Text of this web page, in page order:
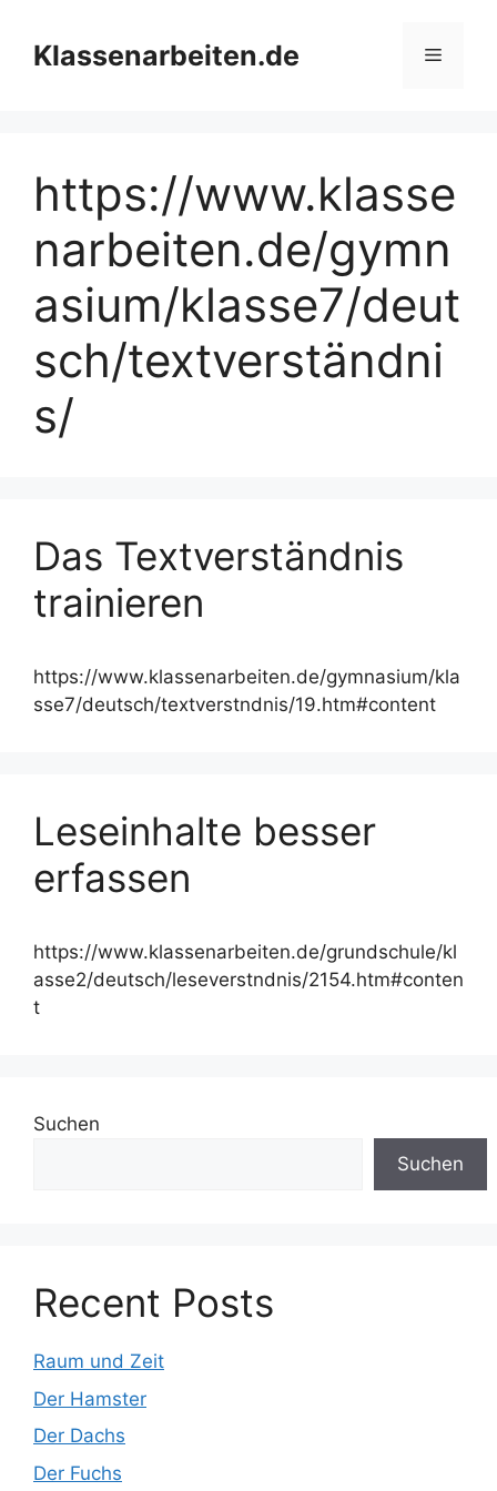
Inhalt
springenKlassenarbeiten.de Menü
https://www.klasse
narbeiten.de/gymn
asium/klasse7/deut
sch/textverständni
s/
Das Textverständnis
trainieren
https://www.klassenarbeiten.de/gymnasium/kla
sse7/deutsch/textverstndnis/19.htm#content
Leseinhalte besser
erfassen
https://www.klassenarbeiten.de/grundschule/kl
asse2/deutsch/leseverstndnis/2154.htm#conten
t
Suchen
Suchen
Recent Posts
Raum und Zeit
Der Hamster
Der Dachs
Der Fuchs